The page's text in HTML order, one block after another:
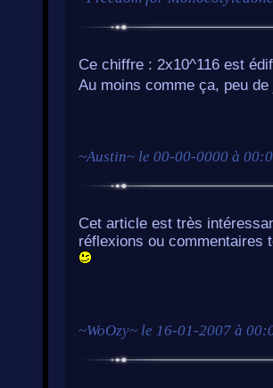
Ce chiffre : 2x10^116 est
Au moins comme ça, peu
~Austin~ le 00-00-0000 à
Cet article est très
réflexions ou commentaires
~WoOzy~ le 16-01-2007 à